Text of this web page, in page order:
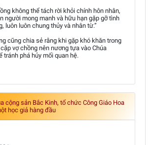
không thể tách rời khỏi chính hôn nhân,
người mong manh và hữu hạn gặp gỡ tình
luôn luôn chung thủy và nhân từ.”
cũng chia sẻ rằng khi gặp khó khăn trong
vợ chồng nên nương tựa vào Chúa
tránh phá hủy mối quan hệ.
cộng sản Bắc Kinh, tổ chức Công Giáo Hoa
học giả hàng đầu